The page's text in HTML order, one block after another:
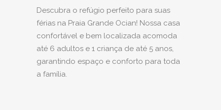
Descubra o refúgio perfeito para suas
férias na Praia Grande Ocian! Nossa casa
confortável e bem localizada acomoda
até 6 adultos e 1 criança de até 5 anos,
garantindo espaço e conforto para toda
a família.